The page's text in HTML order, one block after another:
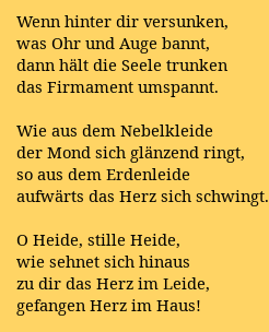
Wenn hinter dir versunken,
was Ohr und Auge bannt,
dann hält die Seele trunken
das Firmament umspannt.
Wie aus dem Nebelkleide
der Mond sich glänzend ringt,
so aus dem Erdenleide
aufwärts das Herz sich schwingt.
O Heide, stille Heide,
wie sehnet sich hinaus
zu dir das Herz im Leide,
gefangen Herz im Haus!